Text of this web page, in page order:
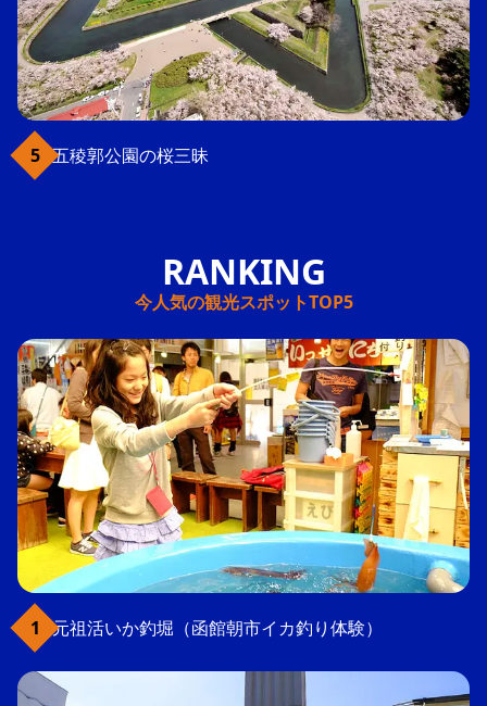
五稜郭公園の桜三昧
今人気の観光スポットTOP5
元祖活いか釣堀（函館朝市イカ釣り体験）